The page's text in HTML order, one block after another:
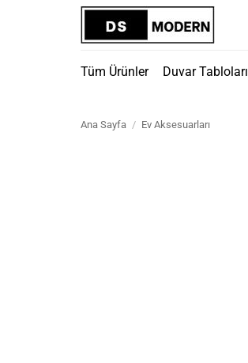
Tüm Ürünler Duvar Tabloları
Ana Sayfa / Ev Aksesuarları